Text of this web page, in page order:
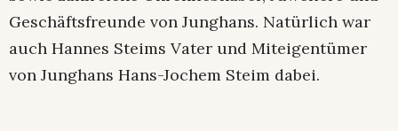
Geschäftsfreunde von Junghans. Natürlich war
auch Hannes Steims Vater und Miteigentümer
von Junghans Hans-Jochem Steim dabei.